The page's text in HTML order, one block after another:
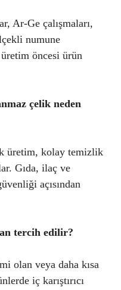
Ar-Ge çalışmaları,
numune
öncesi ürün
çelik neden
üretim, kolay temizlik
Gıda, ilaç ve
açısından
tercih edilir?
olan veya daha kısa
iç karıştırıcı